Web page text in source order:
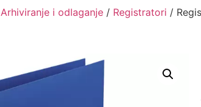
Arhiviranje i odlaganje / Registratori /